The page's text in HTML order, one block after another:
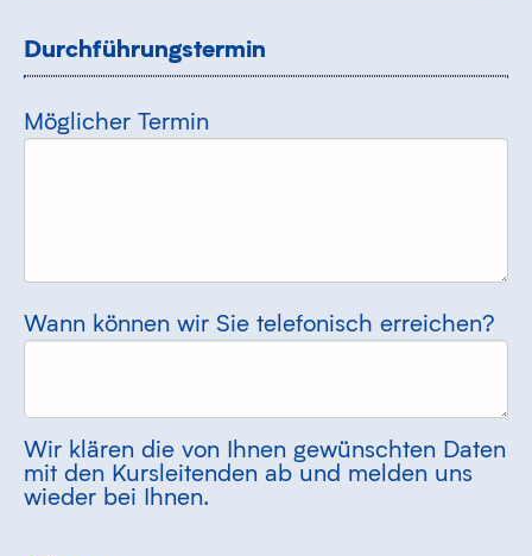
Durchführungstermin
Möglicher Termin
Wann können wir Sie telefonisch erreichen?
Wir klären die von Ihnen gewünschten Daten
mit den Kursleitenden ab und melden uns
wieder bei Ihnen.